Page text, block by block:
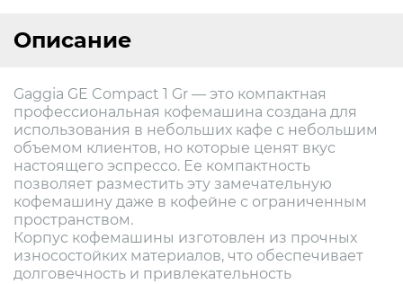
Описание
Gaggia GE Compact 1 Gr — это компактная
профессиональная кофемашина создана для
использования в небольших кафе с небольшим
объемом клиентов, но которые ценят вкус
настоящего эспрессо. Ее компактность
позволяет разместить эту замечательную
кофемашину даже в кофейне с ограниченным
пространством.
Корпус кофемашины изготовлен из прочных
износостойких материалов, что обеспечивает
долговечность и привлекательность